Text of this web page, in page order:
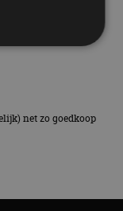
net zo goedkoop
De